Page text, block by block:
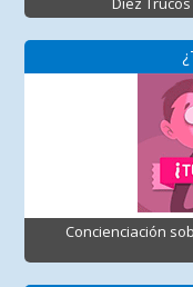
Concienciación